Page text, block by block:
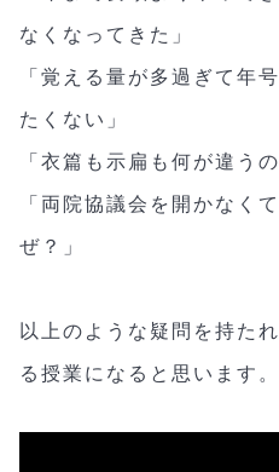
なくなってきた」
「覚える量が多過ぎて年
たくない」
「衣篇も示扁も何が違うの
「両院協議会を開かなく
ぜ？」
以上のような疑問を持た
る授業になると思います。